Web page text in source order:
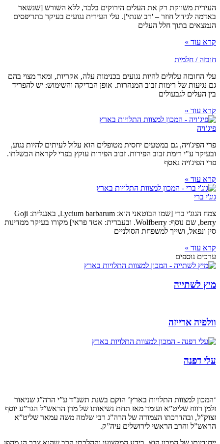
העירית משווקת רק את העלים הירוקים בלבד, ללא השורש [שנשאר
באדמה לגידול חוזר – 'רב שנתי']. עלי העירית נגועים בעיקר בתריפסים
הנמצאים בתוך חלל העלים
קרא עוד »
חובזה / חלמית
עלי החובזה עלולים להיות נגועים בכנימות עלה, אקריות, ומאד מצוי בהם
גם נגיעות של רימות זבוב המנהרות. אופן הבדיקה והשימוש: יש להפריד
בין העלים לגבעולים
קרא עוד »
פיג‘ויה
פרי הפיג'ויה, גם במטעים יחסית מטופלים הוא עלול לעיתים להיות נגוע,
ובעיקר ע"י רימת זבוב הפירות. זבוב הפירות עוקץ בפרי לקראת הבשלתו.
פרי הפיג'ויה נאסף
קרא עוד »
גוג'י ברי
צמח הגוג'י ברי [שמו הבוטאני הוא: Lycium barbarum, באנגלית: Goji
berry, שם נוסף: Wolfberry. ובעברית: אטד פראי] מקורו בעיקר ממדינות
סין ונפאל, ושייך למשפחת הסולניים
קרא עוד »
ערכים נוספים
מיץ לשתייה
וולפיה ארייזה
עלי דפנה
‘המכון למצוות התלויות בארץ’ הוקם בשנת תשנ”ד ע”י הרה”ג שניאור
זלמן רווח שליט”א ועומד מאז תחת נשיאותו של מרן הראש”ל הגר”ע יוסף
זצוק”ל, ובהדרכתו הצמודה של הרה”ג רבי שלמה משה עמאר שליט”א
הראש”ל והרב הראשי לירושלים עיה”ק.